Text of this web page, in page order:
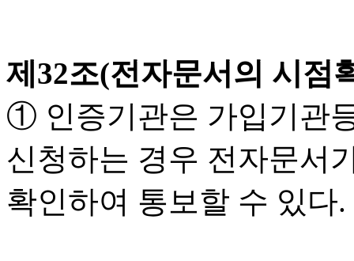
제32조(전자문서의 시점
① 인증기관은 가입기관
신청하는 경우 전자문서
확인하여 통보할 수 있다.